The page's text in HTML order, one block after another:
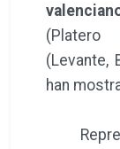
(Platero
(Levante,
han